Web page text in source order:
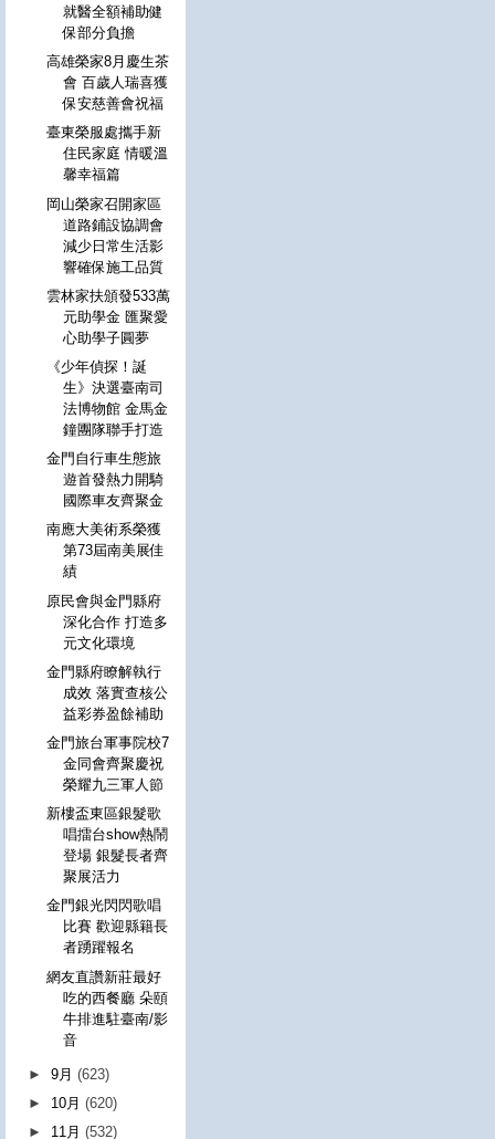
就醫全額補助健
保部分負擔
高雄榮家8月慶生茶
會 百歲人瑞喜獲
保安慈善會祝福
臺東榮服處攜手新
住民家庭 情暖溫
馨幸福篇
岡山榮家召開家區
道路鋪設協調會
減少日常生活影
響確保施工品質
雲林家扶頒發533萬
元助學金 匯聚愛
心助學子圓夢
《少年偵探！誕
生》決選臺南司
法博物館 金馬金
鐘團隊聯手打造
金門自行車生態旅
遊首發熱力開騎
國際車友齊聚金
南應大美術系榮獲
第73屆南美展佳
績
原民會與金門縣府
深化合作 打造多
元文化環境
金門縣府瞭解執行
成效 落實查核公
益彩券盈餘補助
金門旅台軍事院校7
金同會齊聚慶祝
榮耀九三軍人節
新樓盃東區銀髮歌
唱擂台show熱鬧
登場 銀髮長者齊
聚展活力
金門銀光閃閃歌唱
比賽 歡迎縣籍長
者踴躍報名
網友直讚新莊最好
吃的西餐廳 朵頤
牛排進駐臺南/影
音
►9月(623)
► 10月(620)
► 11月(532)